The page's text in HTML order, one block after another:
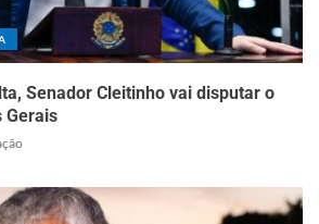
Senador Cleitinho vai disputar o
Gerais